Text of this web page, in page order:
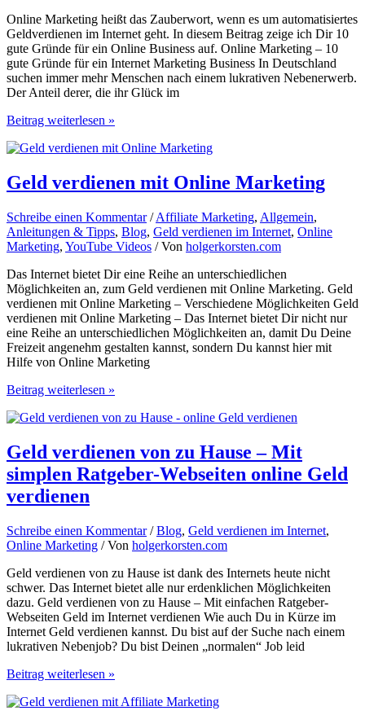
Online Marketing heißt das Zauberwort, wenn es um automatisiertes
Geldverdienen im Internet geht. In diesem Beitrag zeige ich Dir 10
gute Gründe für ein Online Business auf. Online Marketing – 10
gute Gründe für ein Internet Marketing Business In Deutschland
suchen immer mehr Menschen nach einem lukrativen Nebenerwerb.
Der Anteil derer, die ihr Glück im
Online
–
Gründe
für
Internet
Marketing
Business
Beitrag weiterlesen »
Geld verdienen mit Online Marketing
Schreibe einen Kommentar /Affiliate Marketing, Allgemein,
Anleitungen & Tipps, Blog, Geld verdienen im Internet, Online
Marketing, YouTube Videos / Von holgerkorsten.com
Das Internet bietet Dir eine Reihe an unterschiedlichen
Möglichkeiten an, zum Geld verdienen mit Online Marketing. Geld
verdienen mit Online Marketing – Verschiedene Möglichkeiten Geld
verdienen mit Online Marketing – Das Internet bietet Dir nicht nur
eine Reihe an unterschiedlichen Möglichkeiten an, damit Du Deine
Freizeit angenehm gestalten kannst, sondern Du kannst hier mit
Hilfe von Online Marketing
Geld
mit
Marketing
Beitrag weiterlesen »
Geld verdienen von zu Hause – Mit
simplen Ratgeber-Webseiten online Geld
verdienen
Schreibe einen Kommentar /Blog, Geld verdienen im Internet,
Online Marketing / Von holgerkorsten.com
Geld verdienen von zu Hause ist dank des Internets heute nicht
schwer. Das Internet bietet alle nur erdenklichen Möglichkeiten
dazu. Geld verdienen von zu Hause – Mit einfachen Ratgeber-
Webseiten Geld im Internet verdienen Wie auch Du in Kürze im
Internet Geld verdienen kannst. Du bist auf der Suche nach einem
lukrativen Nebenjob? Du bist Deinen „normalen“ Job leid
Geld
von
Beitrag weiterlesen »